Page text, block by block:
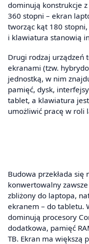
dominują konstrukcje
360 stopni – ekran
tworząc kąt 180
i klawiatura stanowią
Drugi rodzaj urządzeń
ekranami (tzw.
jednostką, w nim
pamięć, dysk,
tablet, a klawiatura
umożliwić pracę w roli
Budowa przekłada
konwertowalny
zbliżony do laptopa,
ekranem – do tabletu.
dominują procesory
dodatkowa, pamięć
TB. Ekran ma większą